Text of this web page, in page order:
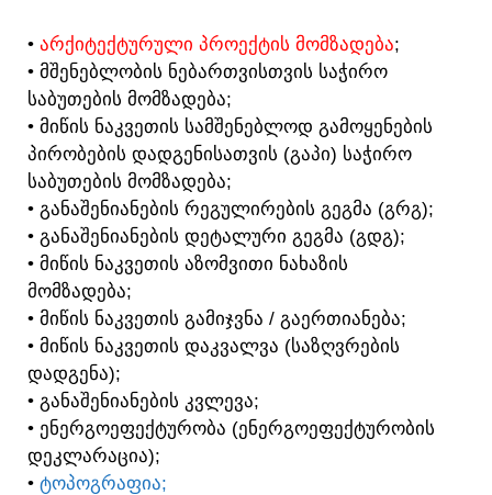
• ᲐᲠᲥᲘᲢᲔᲥᲢᲣᲠᲣᲚᲘ ᲞᲠᲝᲔᲥᲢᲘᲡ ᲛᲝᲛᲖᲐᲓᲔᲑᲐ;
• ᲛᲨᲔᲜᲔᲑᲚᲝᲑᲘᲡ ᲜᲔᲑᲐᲠᲗᲕᲘᲡᲗᲕᲘᲡ ᲡᲐᲭᲘᲠᲝ
ᲡᲐᲑᲣᲗᲔᲑᲘᲡ ᲛᲝᲛᲖᲐᲓᲔᲑᲐ;
• ᲛᲘᲬᲘᲡ ᲜᲐᲙᲕᲔᲗᲘᲡ ᲡᲐᲛᲨᲔᲜᲔᲑᲚᲝᲓ ᲒᲐᲛᲝᲧᲔᲜᲔᲑᲘᲡ
ᲞᲘᲠᲝᲑᲔᲑᲘᲡ ᲓᲐᲓᲒᲔᲜᲘᲡᲐᲗᲕᲘᲡ (ᲒᲐᲞᲘ) ᲡᲐᲭᲘᲠᲝ
ᲡᲐᲑᲣᲗᲔᲑᲘᲡ ᲛᲝᲛᲖᲐᲓᲔᲑᲐ;
• ᲒᲐᲜᲐᲨᲔᲜᲘᲐᲜᲔᲑᲘᲡ ᲠᲔᲒᲣᲚᲘᲠᲔᲑᲘᲡ ᲒᲔᲒᲛᲐ (ᲒᲠᲒ);
• ᲒᲐᲜᲐᲨᲔᲜᲘᲐᲜᲔᲑᲘᲡ ᲓᲔᲢᲐᲚᲣᲠᲘ ᲒᲔᲒᲛᲐ (ᲒᲓᲒ);
• ᲛᲘᲬᲘᲡ ᲜᲐᲙᲕᲔᲗᲘᲡ ᲐᲖᲝᲛᲕᲘᲗᲘ ᲜᲐᲮᲐᲖᲘᲡ
ᲛᲝᲛᲖᲐᲓᲔᲑᲐ;
• ᲛᲘᲬᲘᲡ ᲜᲐᲙᲕᲔᲗᲘᲡ ᲒᲐᲛᲘᲯᲕᲜᲐ / ᲒᲐᲔᲠᲗᲘᲐᲜᲔᲑᲐ;
• ᲛᲘᲬᲘᲡ ᲜᲐᲙᲕᲔᲗᲘᲡ ᲓᲐᲙᲕᲐᲚᲕᲐ (ᲡᲐᲖᲦᲕᲠᲔᲑᲘᲡ
ᲓᲐᲓᲒᲔᲜᲐ);
• ᲒᲐᲜᲐᲨᲔᲜᲘᲐᲜᲔᲑᲘᲡ ᲙᲕᲚᲔᲕᲐ;
• ᲔᲜᲔᲠᲒᲝᲔᲤᲔᲥᲢᲣᲠᲝᲑᲐ (ᲔᲜᲔᲠᲒᲝᲔᲤᲔᲥᲢᲣᲠᲝᲑᲘᲡ
ᲓᲔᲙᲚᲐᲠᲐᲪᲘᲐ);
• ᲢᲝᲞᲝᲒᲠᲐᲤᲘᲐ;